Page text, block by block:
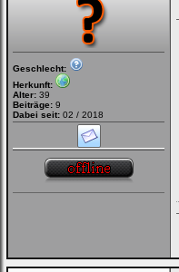
Geschlecht:
Herkunft:
Alter: 39
Beiträge: 9
Dabei seit: 02 / 2018